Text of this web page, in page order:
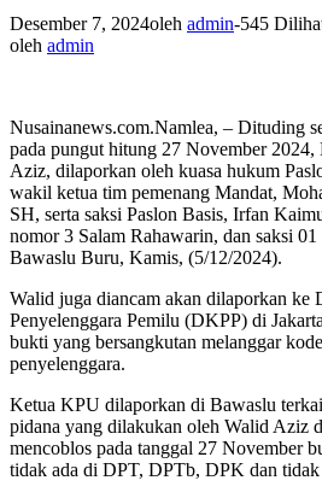
Desember 7, 2024oleh admin-545
oleh admin
Nusainanews.com.Namlea, – Dituding
pada pungut hitung 27 November
Aziz, dilaporkan oleh kuasa hukum
wakil ketua tim pemenang Mandat,
SH, serta saksi Paslon Basis, Irfan
nomor 3 Salam Rahawarin, dan saksi
Bawaslu Buru, Kamis, (5/12/2024).
Walid juga diancam akan dilaporkan ke
Penyelenggara Pemilu (DKPP) di
bukti yang bersangkutan melanggar
penyelenggara.
Ketua KPU dilaporkan di Bawaslu
pidana yang dilakukan oleh Walid Aziz
mencoblos pada tanggal 27 November
tidak ada di DPT, DPTb, DPK dan tidak